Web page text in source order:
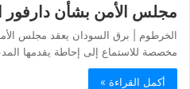
مجلس الأمن بشأن دارفور
الخرطوم | برق السودان يعقد مجلس الأمن
مخصصة للاستماع إلى إحاطة يقدمها
أكمل القراءة »